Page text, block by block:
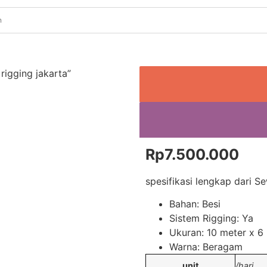
jakarta”
Rp7.500.000
spesifikasi lengkap dari
Bahan: Besi
Sistem Rigging: Ya
Ukuran: 10 meter x 6
Warna: Beragam